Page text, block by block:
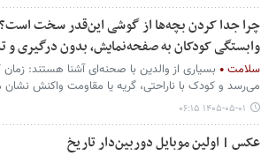
وابستگی کودکان به صفحه‌نمایش، بدون درگیری و
سلامت
بسیاری از والدین با صحنه‌ای آشنا هستند:
می‌رسد و کودک با ناراحتی، گریه یا مقاومت واکنش
۱۴۰۵-۰۵-۰۱ ۰۶:۱۵
عکس | اولین موبایل دوربین‌دار تاریخ